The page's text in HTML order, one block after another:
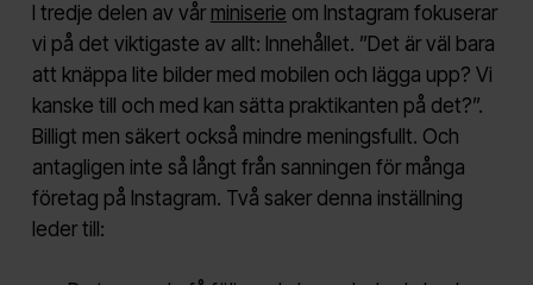
I tredje delen av vår miniserie om Instagram fokuserar
vi på det viktigaste av allt: Innehållet. ”Det är väl bara
att knäppa lite bilder med mobilen och lägga upp? Vi
kanske till och med kan sätta praktikanten på det?”.
Billigt men säkert också mindre meningsfullt. Och
antagligen inte så långt från sanningen för många
företag på Instagram. Två saker denna inställning
leder till: